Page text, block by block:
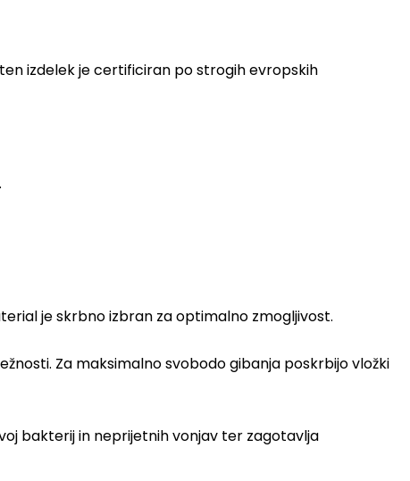
izdelek je certificiran po strogih evropskih
je skrbno izbran za optimalno zmogljivost.
Za maksimalno svobodo gibanja poskrbijo vložki
bakterij in neprijetnih vonjav ter zagotavlja